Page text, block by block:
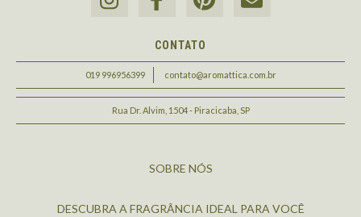
CONTATO
019 996956399 contato@aromattica.com.br
Rua Dr. Alvim, 1504 - Piracicaba, SP
SOBRE NÓS
DESCUBRA A FRAGRÂNCIA IDEAL PARA VOCÊ